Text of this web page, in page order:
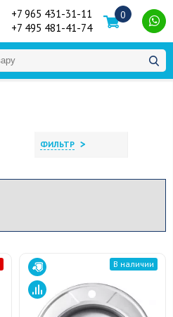
+7 965 431-31-11
+7 495 481-41-74
0
ФИЛЬТР >
В наличии